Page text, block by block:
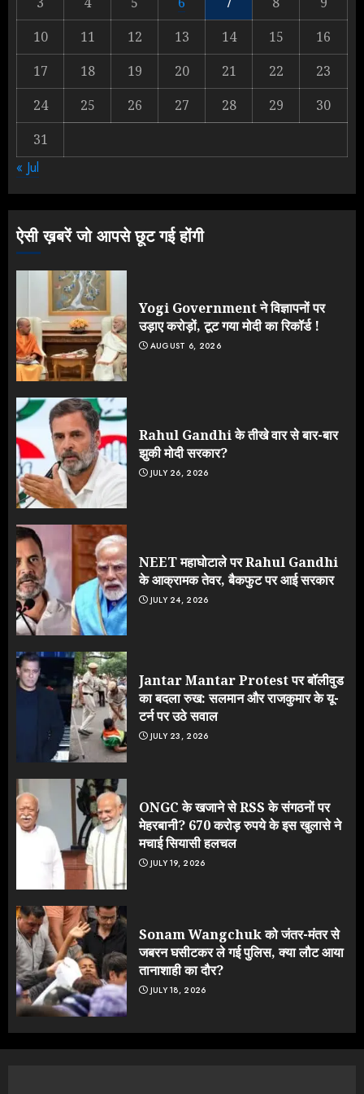
2
Rahul Gandhi के तीखे वार से बार-बार
झुकी मोदी सरकार?
3
NEET महाघोटाले पर Rahul Gandhi
10
11 12 13 14 15
16
17
18 19 20 21 22
23
24
25 26 27 28 29
30
31
« Jul
ऐसी ख़बरें जो आपसे छूट गई होंगी
Yogi Government ने विज्ञापनों पर
उड़ाए करोड़ों, टूट गया मोदी का रिकॉर्ड !
AUGUST 6, 2026
Rahul Gandhi के तीखे वार से बार-बार
झुकी मोदी सरकार?
JULY 26, 2026
NEET महाघोटाले पर Rahul Gandhi
के आक्रामक तेवर, बैकफुट पर आई सरकार
JULY 24, 2026
Jantar Mantar Protest पर बॉलीवुड
का बदला रुख: सलमान और राजकुमार के यू-
टर्न पर उठे सवाल
JULY 23, 2026
ONGC के खजाने से RSS के संगठनों पर
मेहरबानी? 670 करोड़ रुपये के इस खुलासे ने
मचाई सियासी हलचल
JULY 19, 2026
Sonam Wangchuk को जंतर-मंतर से
जबरन घसीटकर ले गई पुलिस, क्या लौट आया
तानाशाही का दौर?
JULY 18, 2026